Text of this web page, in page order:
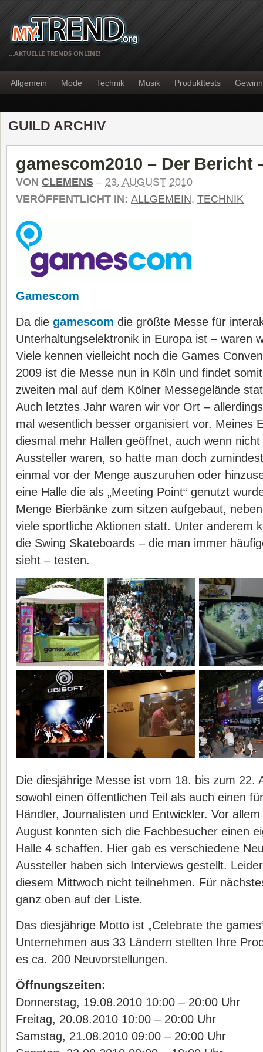
…AKTUELLE TRENDS ONLINE!
Allgemein Mode Technik Musik Produkttests
GUILD ARCHIV
gamescom2010 – Der Bericht
VON CLEMENS – 23. AUGUST 2010
VERÖFFENTLICHT IN: ALLGEMEIN, TECHNIK
Gamescom
Da die gamescom die größte Messe für
Unterhaltungselektronik in Europa ist – waren
Viele kennen vielleicht noch die Games
2009 ist die Messe nun in Köln und findet
zweiten mal auf dem Kölner Messegelände
Auch letztes Jahr waren wir vor Ort –
mal wesentlich besser organisiert vor. Meines
diesmal mehr Hallen geöffnet, auch wenn nicht
Aussteller waren, so hatte man doch
einmal vor der Menge auszuruhen oder
eine Halle die als „Meeting Point“ genutzt
Menge Bierbänke zum sitzen aufgebaut,
viele sportliche Aktionen statt. Unter anderem
die Swing Skateboards – die man immer
sieht – testen.
Die diesjährige Messe ist vom 18. bis zum 22.
sowohl einen öffentlichen Teil als auch einen
Händler, Journalisten und Entwickler. Vor
August konnten sich die Fachbesucher einen
Halle 4 schaffen. Hier gab es verschiedene
Aussteller haben sich Interviews gestellt.
diesem Mittwoch nicht teilnehmen. Für
ganz oben auf der Liste.
Das diesjährige Motto ist „Celebrate the
Unternehmen aus 33 Ländern stellten Ihre
es ca. 200 Neuvorstellungen.
Öffnungszeiten:
Donnerstag, 19.08.2010 10:00 – 20:00 Uhr
Freitag, 20.08.2010 10:00 – 20:00 Uhr
Samstag, 21.08.2010 09:00 – 20:00 Uhr